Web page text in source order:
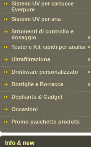
Sistemi UV per cartucce
Everpure
Sistemi UV per aria
Strumenti di controllo e
dosaggio
»
Tester e Kit rapidi per analisi »
Ultrafiltrazione »
Drinkware personalizzato »
Bottiglie e Borracce »
Depliants & Gadget
Occasioni
Promo pacchetto prodotti
Info & new